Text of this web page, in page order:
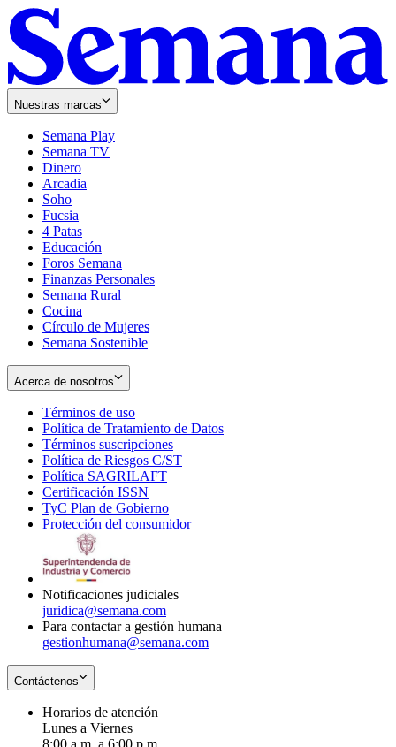
Nuestras marcas
Semana Play
Semana TV
Dinero
Arcadia
Soho
in
new
window
Fucsia
in
new
window
4 Patas
Educación
Foros Semana
Finanzas Personales
Semana Rural
Cocina
Círculo de Mujeres
Semana Sostenible
Acerca de nosotros
Términos de uso
in
new
window
Política de Tratamiento de Datos
Términos suscripciones
in
Política de Riesgos C/ST
Política SAGRILAFT
new
window
Certificación ISSN
in
new
TyC Plan de Gobierno
in
Protección del consumidorOpens
Notificaciones judiciales
juridica@semana.com
Para contactar a gestión humana
gestionhumana@semana.com
Contáctenos
Horarios de atención
Lunes a Viernes
8:00 a.m. a 6:00 p.m.